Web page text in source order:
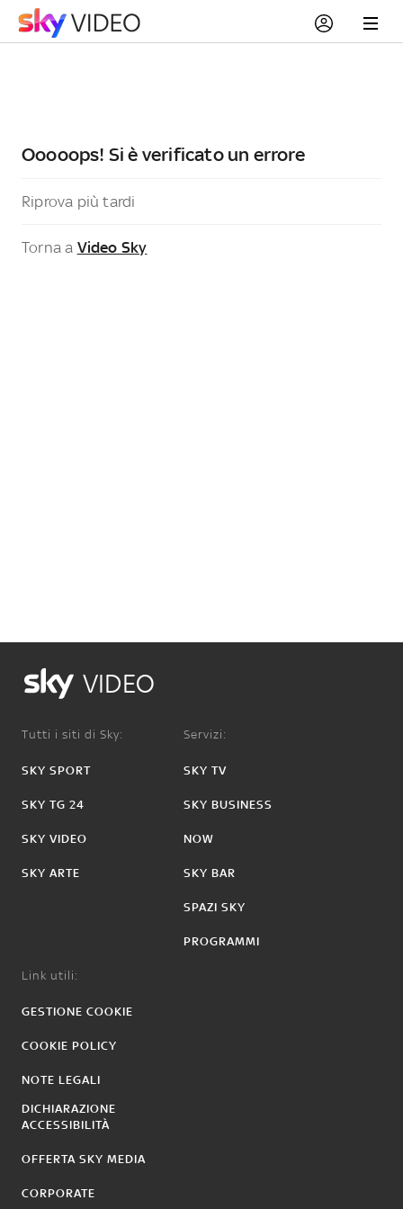
Ooooops! Si è verificato un errore
Riprova più tardi
Torna a Video Sky
VIDEO
Tutti i siti di Sky:
SKY SPORT
SKY TG 24
SKY VIDEO
SKY ARTE
Servizi:
SKY TV
SKY BUSINESS
NOW
SKY BAR
SPAZI SKY
PROGRAMMI
Link utili:
GESTIONE COOKIE
COOKIE POLICY
NOTE LEGALI
DICHIARAZIONE
ACCESSIBILITÀ
OFFERTA SKY MEDIA
CORPORATE